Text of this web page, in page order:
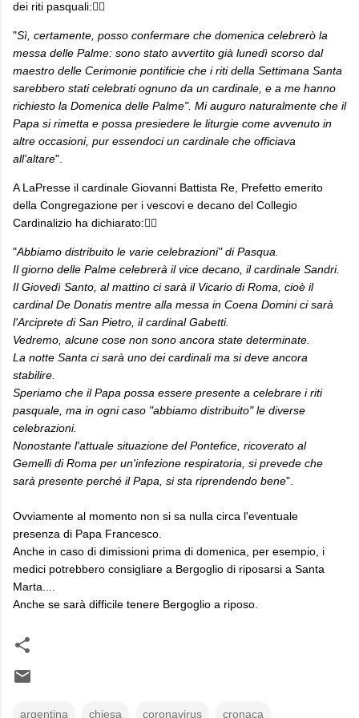
dei riti pasquali:👇🏻
"Sì, certamente, posso confermare che domenica celebrerò la
messa delle Palme: sono stato avvertito già lunedì scorso dal
maestro delle Cerimonie pontificie che i riti della Settimana Santa
sarebbero stati celebrati ognuno da un cardinale, e a me hanno
richiesto la Domenica delle Palme". Mi auguro naturalmente che il
Papa si rimetta e possa presiedere le liturgie come avvenuto in
altre occasioni, pur essendoci un cardinale che officiava
all'altare".
A LaPresse il cardinale Giovanni Battista Re, Prefetto emerito
della Congregazione per i vescovi e decano del Collegio
Cardinalizio ha dichiarato:👇🏻
"Abbiamo distribuito le varie celebrazioni" di Pasqua.
Il giorno delle Palme celebrerà il vice decano, il cardinale Sandri.
Il Giovedì Santo, al mattino ci sarà il Vicario di Roma, cioè il
cardinal De Donatis mentre alla messa in Coena Domini ci sarà
l'Arciprete di San Pietro, il cardinal Gabetti.
Vedremo, alcune cose non sono ancora state determinate.
La notte Santa ci sarà uno dei cardinali ma si deve ancora
stabilire.
Speriamo che il Papa possa essere presente a celebrare i riti
pasquale, ma in ogni caso "abbiamo distribuito" le diverse
celebrazioni.
Nonostante l'attuale situazione del Pontefice, ricoverato al
Gemelli di Roma per un'infezione respiratoria, si prevede che
sarà presente perché il Papa, si sta riprendendo bene".
Ovviamente al momento non si sa nulla circa l'eventuale
presenza di Papa Francesco.
Anche in caso di dimissioni prima di domenica, per esempio, i
medici potrebbero consigliare a Bergoglio di riposarsi a Santa
Marta....
Anche se sarà difficile tenere Bergoglio a riposo.
argentina chiesa coronavirus cronaca